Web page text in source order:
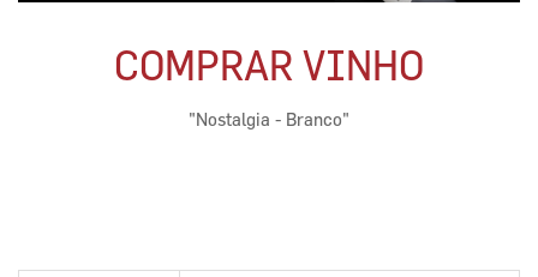
COMPRAR VINHO
"Nostalgia - Branco"